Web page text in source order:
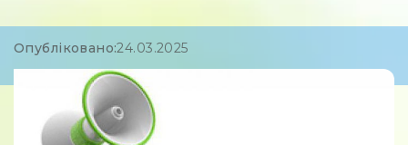
Опубліковано:24.03.2025